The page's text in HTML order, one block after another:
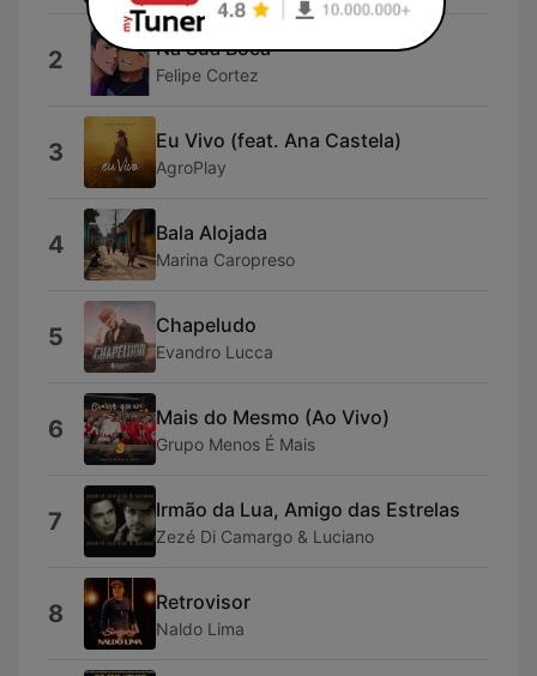
2 Na Sua Boca
Felipe Cortez
3 Eu Vivo (feat. Ana Castela)
AgroPlay
4 Bala Alojada
Marina Caropreso
5 Chapeludo
Evandro Lucca
6 Mais do Mesmo (Ao Vivo)
Grupo Menos É Mais
7 Irmão da Lua, Amigo das Estrelas
Zezé Di Camargo & Luciano
8 Retrovisor
Naldo Lima